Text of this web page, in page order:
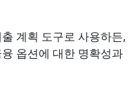
계획 도구로 사용하든,
옵션에 대한 명확성과